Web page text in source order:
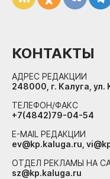
КОНТАКТЫ
АДРЕС РЕДАКЦИИ
248000, г. Калуга,
ТЕЛЕФОН/ФАКС
+7(4842)79-04-54
E-MAIL РЕДАКЦИИ
ev@kp.kaluga.ru,
ОТДЕЛ РЕКЛАМЫ НА
sz@kp.kaluga.ru